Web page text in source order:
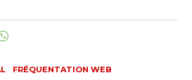
FRÉQUENTATION WEB